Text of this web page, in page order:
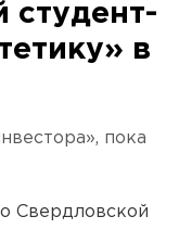
студент-
в
пока
Свердловской